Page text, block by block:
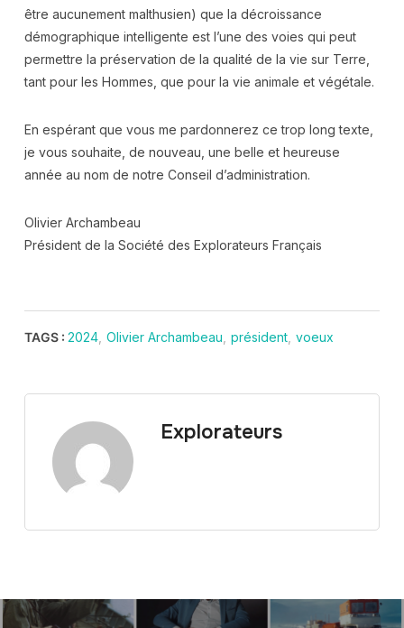
être aucunement malthusien) que la décroissance
démographique intelligente est l’une des voies qui peut
permettre la préservation de la qualité de la vie sur Terre,
tant pour les Hommes, que pour la vie animale et végétale.
En espérant que vous me pardonnerez ce trop long texte,
je vous souhaite, de nouveau, une belle et heureuse
année au nom de notre Conseil d’administration.
Olivier Archambeau
Président de la Société des Explorateurs Français
TAGS : 2024, Olivier Archambeau président, voeux
Explorateurs